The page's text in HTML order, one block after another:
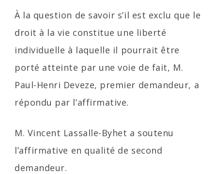
À la question de savoir s’il est exclu que le
droit à la vie constitue une liberté
individuelle à laquelle il pourrait être
porté atteinte par une voie de fait, M.
Paul-Henri Deveze, premier demandeur, a
répondu par l’affirmative.
M. Vincent Lassalle-Byhet a soutenu
l’affirmative en qualité de second
demandeur.